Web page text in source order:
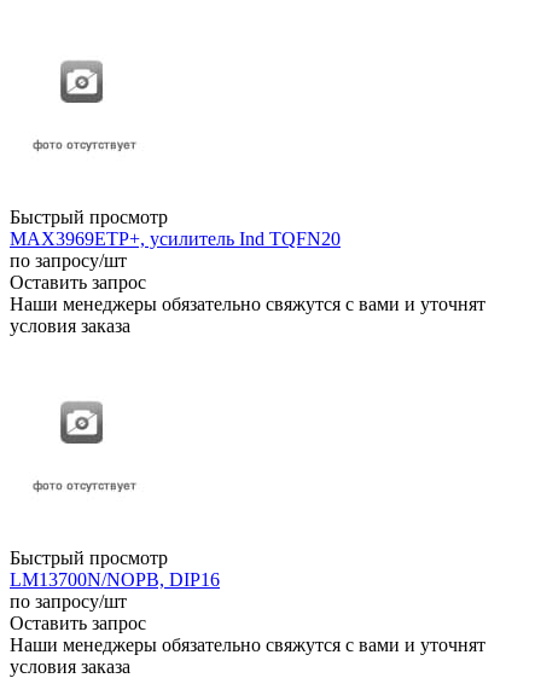
Быстрый просмотр
MAX3969ETP+, усилитель Ind TQFN20
по запросу/шт
Оставить запрос
Наши менеджеры обязательно свяжутся с вами и уточнят
условия заказа
Быстрый просмотр
LM13700N/NOPB, DIP16
по запросу/шт
Оставить запрос
Наши менеджеры обязательно свяжутся с вами и уточнят
условия заказа